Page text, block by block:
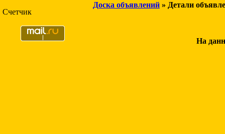
Счетчик
Доска объявлений » Детали
На